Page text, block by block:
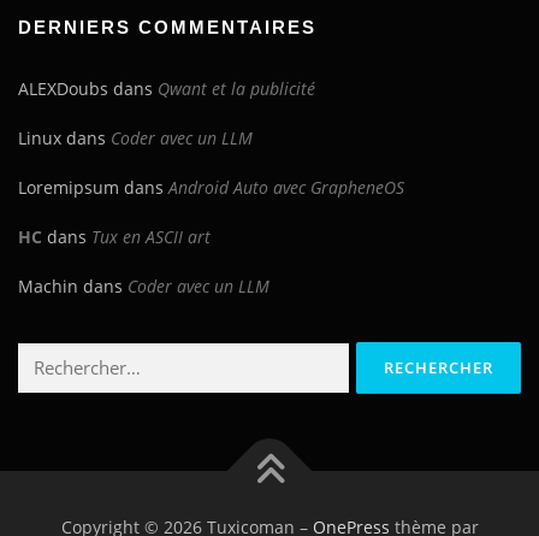
DERNIERS COMMENTAIRES
ALEXDoubs dans Qwant et la publicité
Linux dans Coder avec un LLM
Loremipsum dansAndroid Auto avec GrapheneOS
HC dans Tux en ASCII art
Machin dans Coder avec un LLM
Rechercher :
Copyright © 2026 Tuxicoman – OnePress thème par